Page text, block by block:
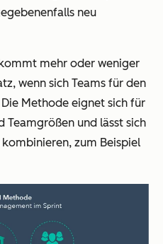
neu
mehr oder weniger
wenn sich Teams für den
Methode eignet sich für
Teamgrößen und lässt sich
zum Beispiel